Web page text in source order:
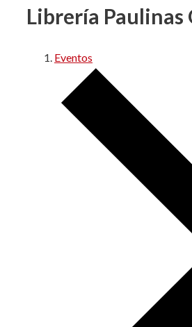
Librería Paulinas
Eventos